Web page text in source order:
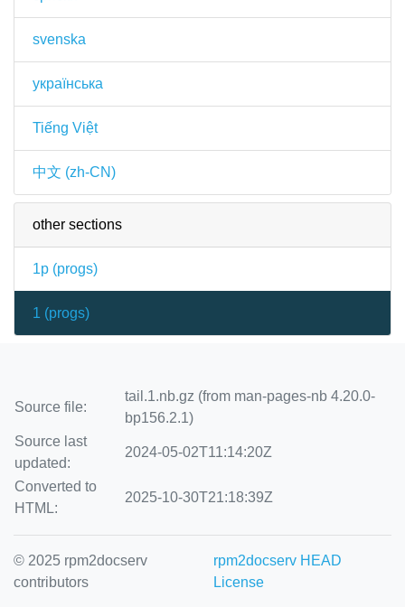
svenska
українська
Tiếng Việt
中文 (zh-CN)
other sections
1p (progs)
1 (progs)
Source file:
tail.1.nb.gz (from man-pages-nb 4.20.0-
bp156.2.1)
Source last
updated:
2024-05-02T11:14:20Z
Converted to
HTML:
2025-10-30T21:18:39Z
© 2025 rpm2docserv
contributors
rpm2docserv HEAD
License